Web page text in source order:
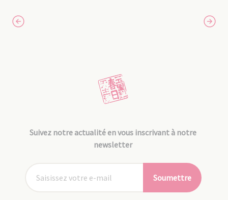
Suivez notre actualité en vous inscrivant à notre
newsletter
Soumettre